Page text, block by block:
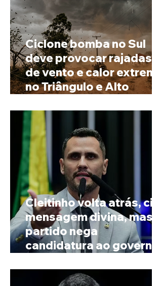
Ciclone bomba no Sul
deve provocar rajadas
de vento e calor extremo
no Triângulo e Alto
Cleitinho volta atrás, cita
mensagem divina, mas
partido nega
candidatura ao governo